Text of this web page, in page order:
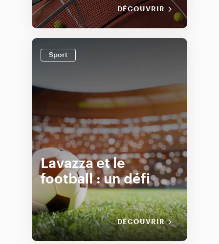
DÉCOUVRIR
Sport
Lavazza et le
football : un défi
DÉCOUVRIR